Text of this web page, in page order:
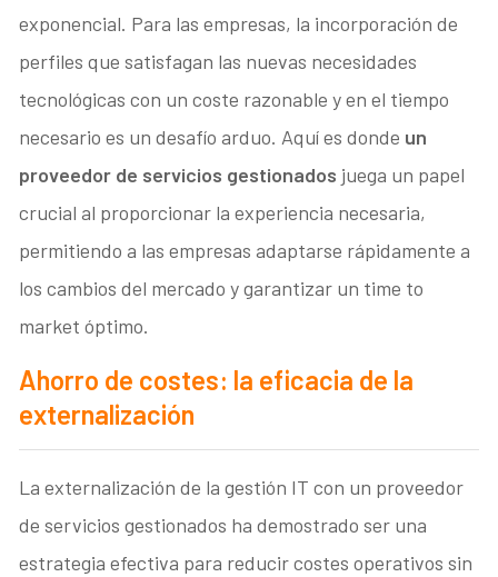
exponencial. Para las empresas, la incorporación de
perfiles que satisfagan las nuevas necesidades
tecnológicas con un coste razonable y en el tiempo
necesario es un desafío arduo. Aquí es donde un
proveedor de servicios gestionados juega un papel
crucial al proporcionar la experiencia necesaria,
permitiendo a las empresas adaptarse rápidamente a
los cambios del mercado y garantizar un time to
market óptimo.
Ahorro de costes: la eficacia de la
externalización
La externalización de la gestión IT con un proveedor
de servicios gestionados ha demostrado ser una
estrategia efectiva para reducir costes operativos sin